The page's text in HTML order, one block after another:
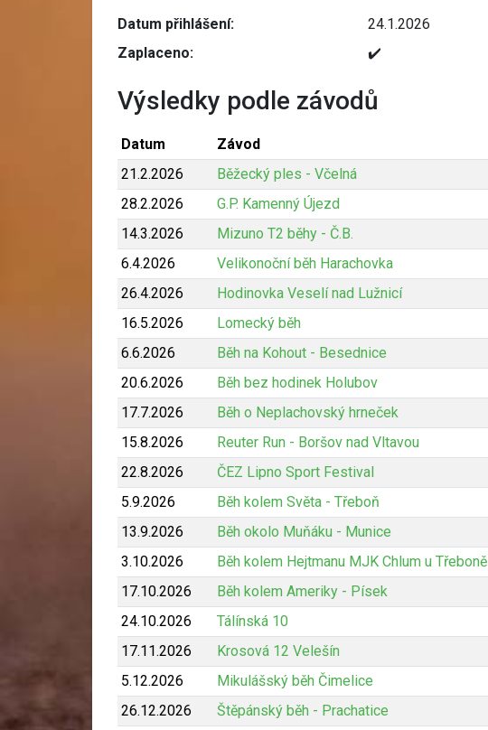
Datum přihlášení:
24.1.2026
Zaplaceno:
✔️
Výsledky podle závodů
Datum Závod
21.2.2026
Běžecký ples - Včelná
28.2.2026
G.P. Kamenný Újezd
14.3.2026
Mizuno T2 běhy - Č.B.
6.4.2026
Velikonoční běh Harachovka
26.4.2026
Hodinovka Veselí nad Lužnicí
16.5.2026
Lomecký běh
6.6.2026
Běh na Kohout - Besednice
20.6.2026
Běh bez hodinek Holubov
17.7.2026
Běh o Neplachovský hrneček
15.8.2026
Reuter Run - Boršov nad Vltavou
22.8.2026
ČEZ Lipno Sport Festival
5.9.2026
Běh kolem Světa - Třeboň
13.9.2026
Běh okolo Muňáku - Munice
3.10.2026
Běh kolem Hejtmanu MJK Chlum u Třeboně
17.10.2026
Běh kolem Ameriky - Písek
24.10.2026
Tálínská 10
17.11.2026
Krosová 12 Velešín
5.12.2026
Mikulášský běh Čimelice
26.12.2026
Štěpánský běh - Prachatice